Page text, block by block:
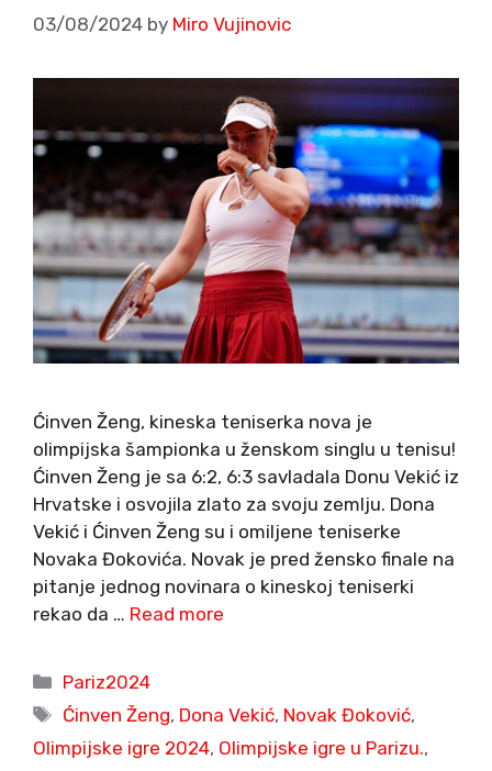
03/08/2024 by Miro Vujinovic
Ćinven Ženg, kineska teniserka nova je
olimpijska šampionka u ženskom singlu u tenisu!
Ćinven Ženg je sa 6:2, 6:3 savladala Donu Vekić iz
Hrvatske i osvojila zlato za svoju zemlju. Dona
Vekić i Ćinven Ženg su i omiljene teniserke
Novaka Đokovića. Novak je pred žensko finale na
pitanje jednog novinara o kineskoj teniserki
rekao da … Read more
Categories
Pariz2024
Tags
Ćinven Ženg, Dona Vekić, Novak Đoković,
Olimpijske igre 2024, Olimpijske igre u Parizu.,